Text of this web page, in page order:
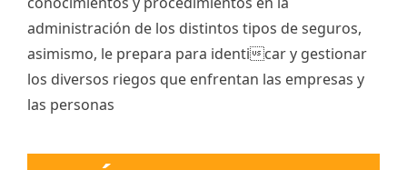
administración de los distintos tipos de seguros,
asimismo, le prepara para identicar y gestionar
los diversos riegos que enfrentan las empresas y
las personas